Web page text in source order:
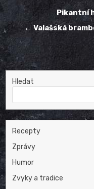
Navigace
pro
příspěvek
Pikantní
← Valašská
Hledat
Recepty
Zprávy
Humor
Zvyky a tradice